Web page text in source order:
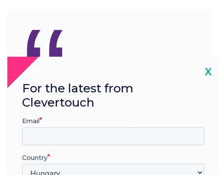
“
Az iparág egyik legátfogóbb
garanciáját kínáljuk
X
For the latest from
Clevertouch
Email
Country